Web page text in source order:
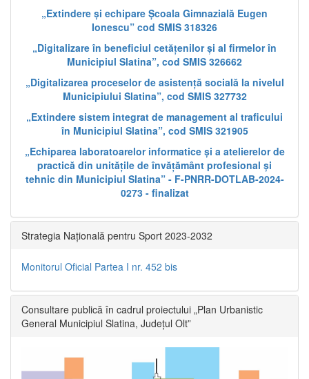
„Extindere și echipare Școala Gimnazială Eugen
Ionescu” cod SMIS 318326
„Digitalizare în beneficiul cetățenilor și al firmelor în
Municipiul Slatina”, cod SMIS 326662
„Digitalizarea proceselor de asistență socială la nivelul
Municipiului Slatina”, cod SMIS 327732
„Extindere sistem integrat de management al traficului
în Municipiul Slatina”, cod SMIS 321905
„Echiparea laboratoarelor informatice și a atelierelor de
practică din unitățile de învățământ profesional și
tehnic din Municipiul Slatina” - F-PNRR-DOTLAB-2024-
0273 - finalizat
Strategia Națională pentru Sport 2023-2032
Monitorul Oficial Partea I nr. 452 bis
Consultare publică în cadrul proiectului „Plan Urbanistic
General Municipiul Slatina, Județul Olt”